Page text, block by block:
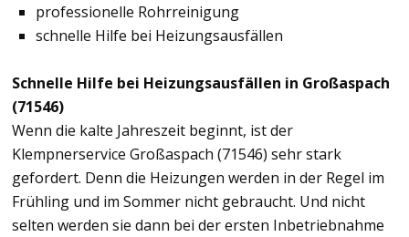
professionelle Rohrreinigung
schnelle Hilfe bei Heizungsausfällen
Schnelle Hilfe bei Heizungsausfällen in Großaspach
(71546)
Wenn die kalte Jahreszeit beginnt, ist der
Klempnerservice Großaspach (71546) sehr stark
gefordert. Denn die Heizungen werden in der Regel im
Frühling und im Sommer nicht gebraucht. Und nicht
selten werden sie dann bei der ersten Inbetriebnahme